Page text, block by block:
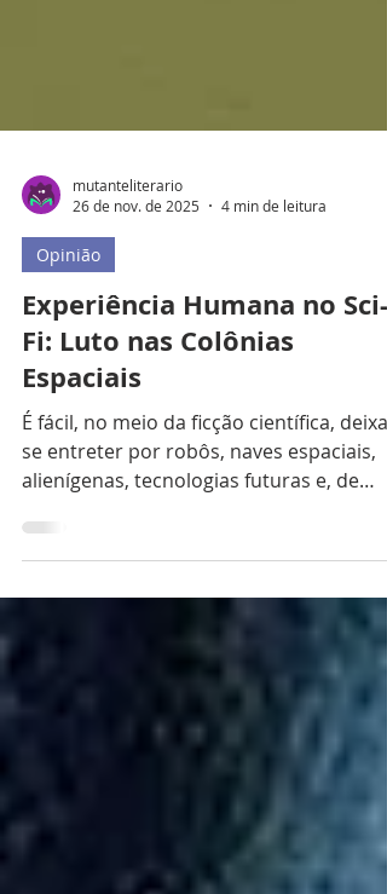
mutanteliterario
26 de nov. de 2025
Opinião
Experiência Humana no Sci-
Fi: Luto nas Colônias
Espaciais
É fácil, no meio da ficção científica,
se entreter por robôs, naves espaciais,
das pessoas envolvidas na criação
importantes para definir o gênero que já
os esperamos ao nos aproximarmos
Antes de ler um livro, assistir a um filme,
série ou jogar um videogame do gênero,
espero por eles com empolgação. Quero